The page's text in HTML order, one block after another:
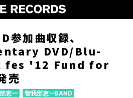
参加曲収録、
DVD/Blu-
fes '12 Fund for
売
恵一 曽我部恵一BAND